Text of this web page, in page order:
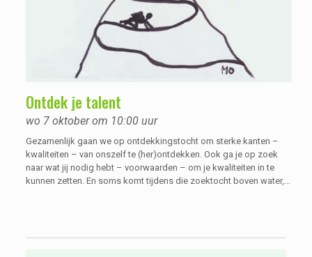
Ontdek je talent
wo 7 oktober om 10:00 uur
Gezamenlijk gaan we op ontdekkingstocht om sterke kanten –
kwaliteiten – van onszelf te (her)ontdekken. Ook ga je op zoek
naar wat jij nodig hebt – voorwaarden – om je kwaliteiten in te
kunnen zetten. En soms komt tijdens die zoektocht boven water,